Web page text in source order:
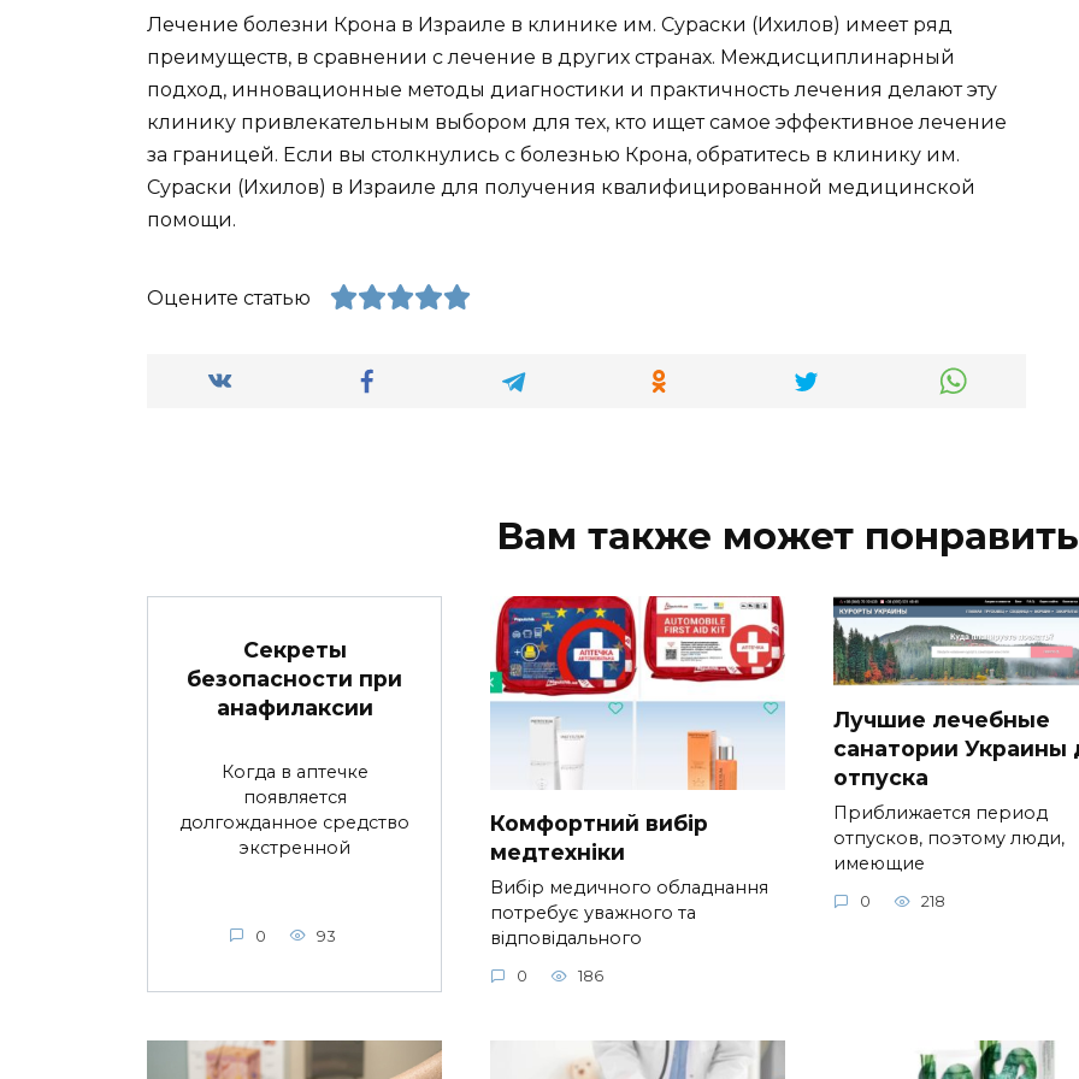
Лечение болезни Крона в Израиле в клинике им. Сураски (Ихилов) имеет ряд
преимуществ, в сравнении с лечение в других странах. Междисциплинарный
подход, инновационные методы диагностики и практичность лечения делают эту
клинику привлекательным выбором для тех, кто ищет самое эффективное лечение
за границей. Если вы столкнулись с болезнью Крона, обратитесь в клинику им.
Сураски (Ихилов) в Израиле для получения квалифицированной медицинской
помощи.
Оцените статью
Вам также может
Секреты
безопасности при
анафилаксии
Когда в аптечке
появляется
долгожданное средство
экстренной
0 93
Комфортний вибір
медтехніки
Вибір медичного обладнання
потребує уважного та
відповідального
0 186
Лучшие лечебные
санатории Украины
отпуска
Приближается период
отпусков, поэтому люди,
имеющие
0 218